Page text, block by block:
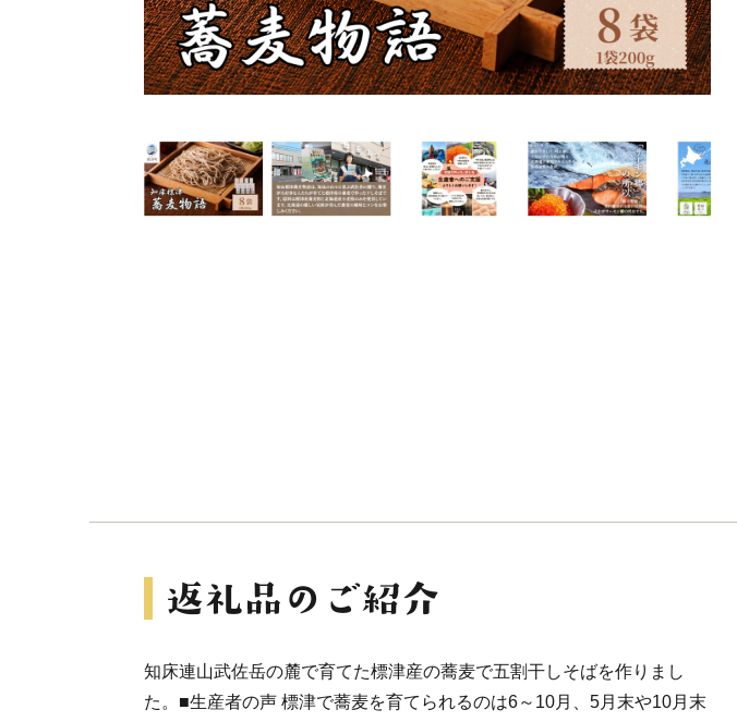
知床連山武佐岳の麓で育てた標津産の蕎麦で五割干しそばを作りまし
た。■生産者の声 標津で蕎麦を育てられるのは6～10月、5月末や10月末